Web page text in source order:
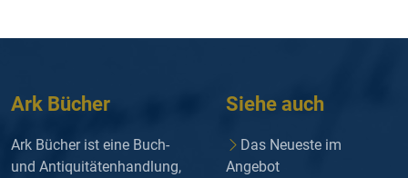
Ark Bücher
Ark Bücher ist eine Buch-
und Antiquitätenhandlung,
Siehe auch
Das Neueste im
Angebot